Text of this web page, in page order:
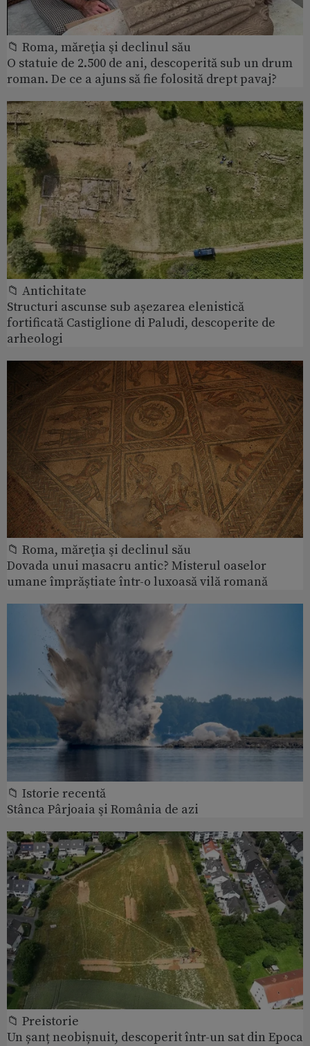
📁 Roma, măreţia şi declinul său
O statuie de 2.500 de ani, descoperită sub un drum
roman. De ce a ajuns să fie folosită drept pavaj?
📁 Antichitate
Structuri ascunse sub așezarea elenistică
fortificată Castiglione di Paludi, descoperite de
arheologi
📁 Roma, măreţia şi declinul său
Dovada unui masacru antic? Misterul oaselor
umane împrăștiate într-o luxoasă vilă romană
📁 Istorie recentă
Stânca Pârjoaia şi România de azi
📁 Preistorie
Un șanț neobișnuit, descoperit într-un sat din Epoca